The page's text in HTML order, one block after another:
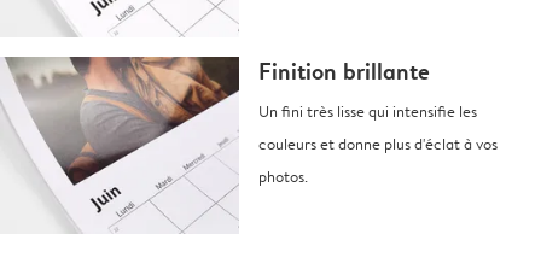
Finition brillante
Un fini très lisse qui intensifie les
couleurs et donne plus d'éclat à vos
photos.